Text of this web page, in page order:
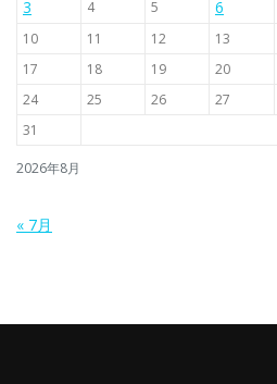
2026年8月
3 4 5 6
10
11 12 13
17
18 19 20
24
25 26 27
31
« 7月